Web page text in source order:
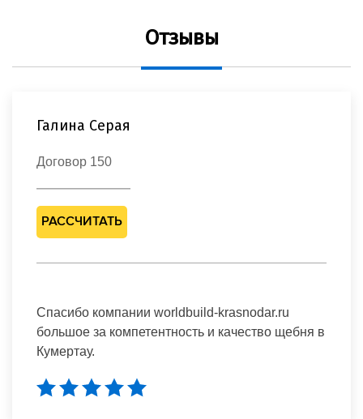
Отзывы
Галина Серая
Договор 150
РАССЧИТАТЬ
Спасибо компании worldbuild-krasnodar.ru
большое за компетентность и качество щебня в
Кумертау.